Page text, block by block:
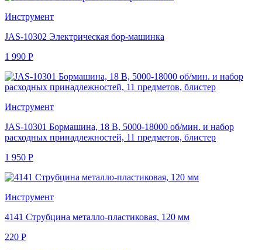
Инструмент
JAS-10302 Электрическая бор-машинка
1 990 Р
Инструмент
JAS-10301 Бормашина, 18 В, 5000-18000 об/мин. и набор
расходных принадлежностей, 11 предметов, блистер
1 950 Р
Инструмент
4141 Струбцина металло-пластиковая, 120 мм
220 Р